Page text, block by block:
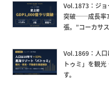
Vol.1873：ジョ
突破──成長率
張。”コーカサ
Vol.1869：人
トゥミ」を観
す。